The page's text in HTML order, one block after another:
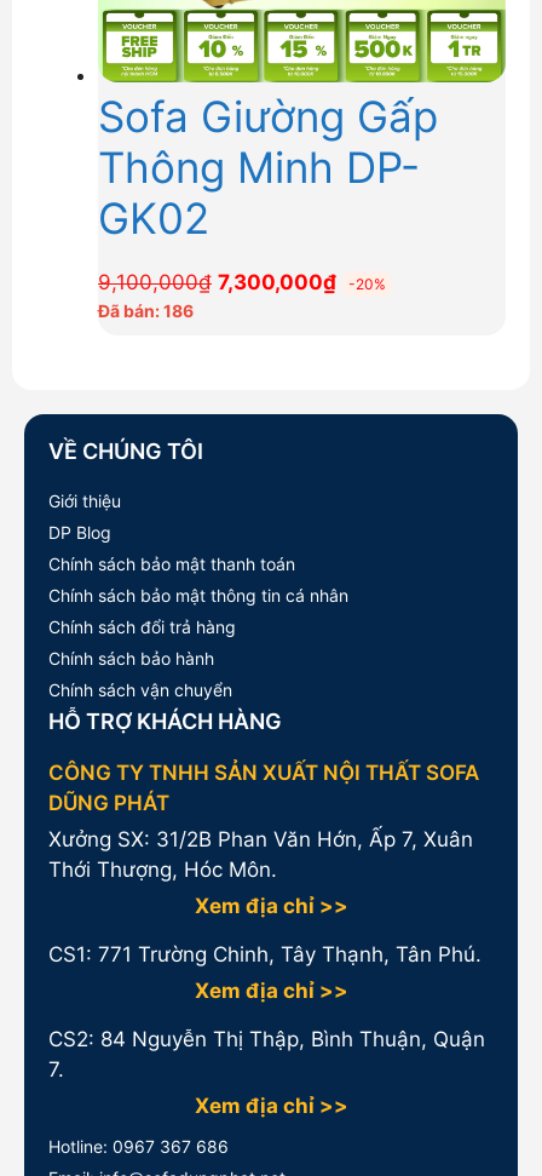
Sofa Giường Gấp
Thông Minh DP-
GK02
9,100,000₫ Giá
7,300,000₫Giá
-20%
Đã bán: 186
VỀ CHÚNG TÔI
Giới thiệu
DP Blog
Chính sách bảo mật thanh toán
Chính sách bảo mật thông tin cá nhân
Chính sách đổi trả hàng
Chính sách bảo hành
Chính sách vận chuyển
HỖ TRỢ KHÁCH HÀNG
CÔNG TY TNHH SẢN XUẤT NỘI THẤT SOFA
DŨNG PHÁT
Xưởng SX: 31/2B Phan Văn Hớn, Ấp 7, Xuân
Thới Thượng, Hóc Môn.
Xem địa chỉ >>
CS1: 771 Trường Chinh, Tây Thạnh, Tân Phú.
Xem địa chỉ >>
CS2: 84 Nguyễn Thị Thập, Bình Thuận, Quận
7.
Xem địa chỉ >>
Hotline: 0967 367 686